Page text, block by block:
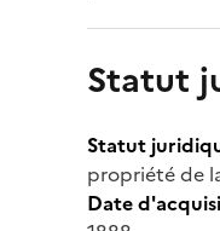
Statut
Statut
propriété de
Date